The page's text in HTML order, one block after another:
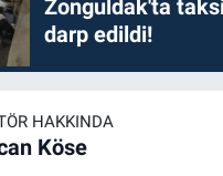
Zonguldak'ta
darp edildi!
HAKKINDA
Köse